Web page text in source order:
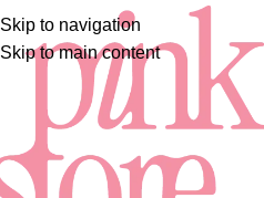
Skip to navigation
Skip to main content
LOS MEJORES Y